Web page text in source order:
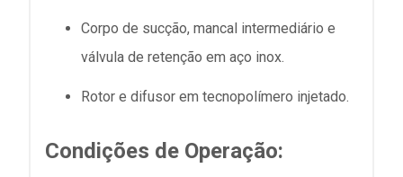
Corpo de sucção, mancal intermediário e
válvula de retenção em aço inox.
Rotor e difusor em tecnopolímero injetado.
Condições de Operação: